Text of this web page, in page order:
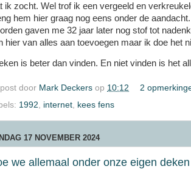
ik zocht. Wel trof ik een vergeeld en
hem hier graag nog eens onder de
gaven me 32 jaar later nog stof tot
hier van alles aan toevoegen maar ik doe het
is beter dan vinden. En niet vinden is het
door Mark Deckers op 10:12
2
1992, internet, kees fens
17 NOVEMBER 2024
we allemaal onder onze eigen